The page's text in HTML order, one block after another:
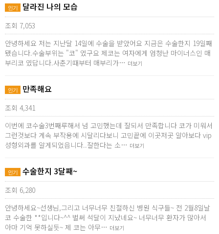
인기 달라진 나의 모습
조회 7,053
안녕하세요 저는 지난달 14일에 수술을 받았어요 지금은 수술한지 19일째
됐습니다.수술부위는 "코" 였구요 제코는 여자에게 엄청난 마이너스인 매
부리코 였답니다.사춘기때부터 매부리가… 더보기
인기 만족해요
조회 4,341
이번에 코수술3번째루해서 넘 고민했는데 잘되서 만족합니다 코가 미워서
그런것보다 계속 부작용에 시달리다보니 고민끝에 이곳저곳 알아보다 vip
성형외과를 알게되었읍니다..잘한다는 소… 더보기
인기 수술한지 3달째~
조회 6,280
안녕하세요~선생님,그리고 너무너무 친절하신 병원 식구들~ 전 2월8일날
코 수술한 **입니다~^^ 벌써 석달이 지났네요~ 너무너무 환자가 많아서
아마 기억 못하실듯~ 제 코는 아무… 더보기